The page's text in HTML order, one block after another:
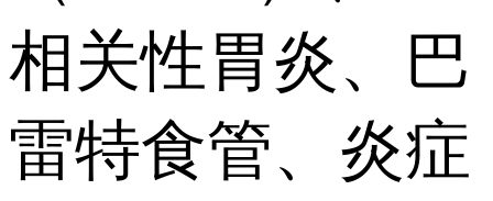
相关性胃炎、巴
雷特食管、炎症